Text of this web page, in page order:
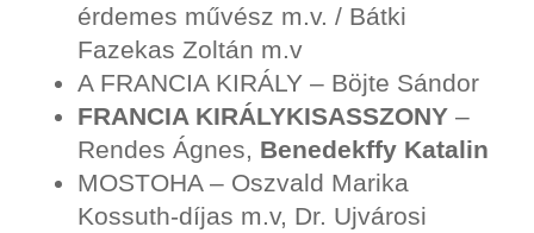
érdemes művész m.v. / Bátki
Fazekas Zoltán m.v
A FRANCIA KIRÁLY – Böjte Sándor
FRANCIA KIRÁLYKISASSZONY –
Rendes Ágnes, Benedekffy Katalin
MOSTOHA – Oszvald Marika
Kossuth-díjas m.v, Dr. Ujvárosi